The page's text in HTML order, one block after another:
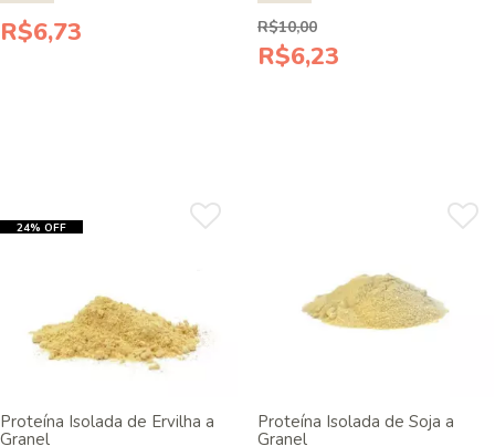
R$6,73 R$10,00
R$6,23
24% OFF
Proteína Isolada de Ervilha a
Granel
Proteína Isolada de Soja a
Granel